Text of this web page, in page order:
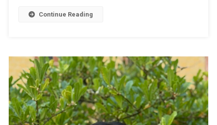
Continue Reading